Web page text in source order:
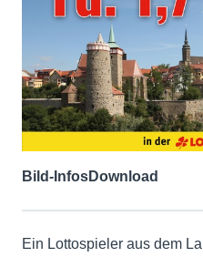
Bild-InfosDownload
Ein Lottospieler aus dem